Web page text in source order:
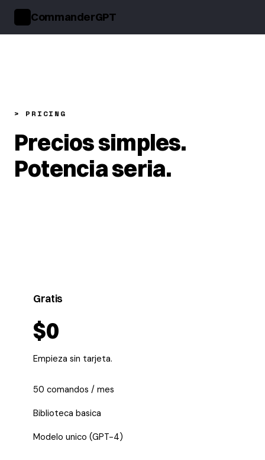
CommanderGPT
> PRICING
Precios simples.
Potencia seria.
Gratis
$0
Empieza sin tarjeta.
50 comandos / mes
Biblioteca basica
Modelo unico (GPT-4)